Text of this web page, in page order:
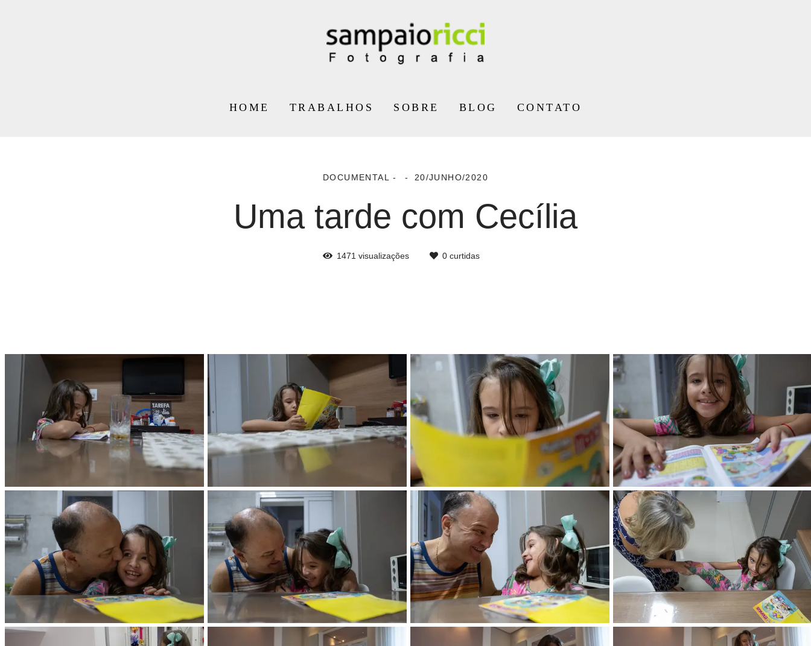
HOME TRABALHOS SOBRE BLOG CONTATO
DOCUMENTAL 20/JUNHO/2020
Uma tarde com Cecília
1471visualizações 0curtidas